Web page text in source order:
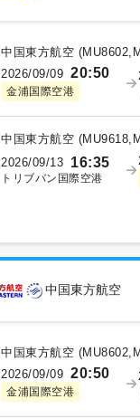
中国東方航空 (
2026/09/09 20:50
金浦国際空港
中国東方航空 (
2026/09/13 16:35
トリブバン国際空港
中国東方航空
中国東方航空 (
2026/09/09 20:50
金浦国際空港